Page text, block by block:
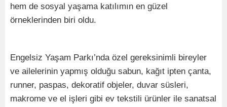
hem de sosyal yaşama katılımın en güzel
örneklerinden biri oldu.
Engelsiz Yaşam Parkı’nda özel gereksinimli bireyler
ve ailelerinin yapmış olduğu sabun, kağıt ipten çanta,
runner, paspas, dekoratif objeler, duvar süsleri,
makrome ve el işleri gibi ev tekstili ürünler ile sanatsal